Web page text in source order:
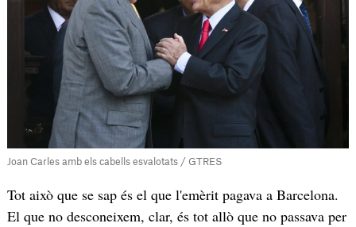
Joan Carles amb els cabells esvalotats / GTRES
Tot això que se sap és el que l'emèrit pagava a Barcelona.
El que no desconeixem, clar, és tot allò que no passava per